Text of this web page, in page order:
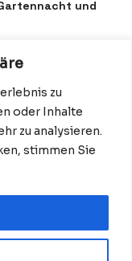
zu
oder Inhalte
zu analysieren.
stimmen Sie
und
Startseite